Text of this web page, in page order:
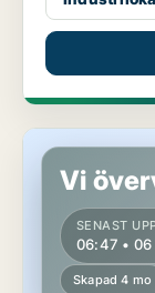
Industrilokal i
Vi
SENAST
06:47 • 06
Skapad 4 mo